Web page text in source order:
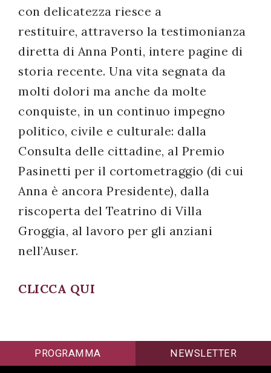
con delicatezza riesce a
restituire, attraverso la testimonianza
diretta di Anna Ponti, intere pagine di
storia recente. Una vita segnata da
molti dolori ma anche da molte
conquiste, in un continuo impegno
politico, civile e culturale: dalla
Consulta delle cittadine, al Premio
Pasinetti per il cortometraggio (di cui
Anna è ancora Presidente), dalla
riscoperta del Teatrino di Villa
Groggia, al lavoro per gli anziani
nell’Auser.
CLICCA QUI
PROGRAMMA NEWSLETTER